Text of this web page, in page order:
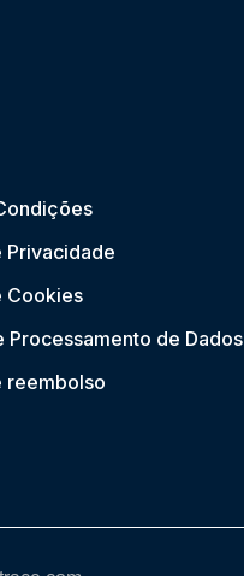
Privacidade
Cookies
Processamento de Dados
reembolso